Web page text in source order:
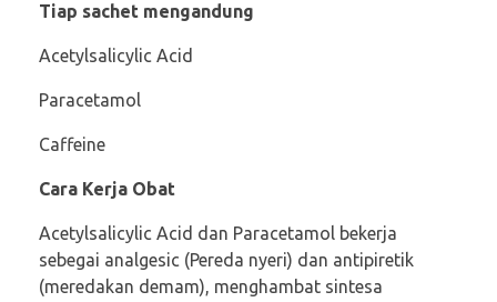
Tiap sachet mengandung
Acetylsalicylic Acid
Paracetamol
Caffeine
Cara Kerja Obat
Acetylsalicylic Acid dan Paracetamol bekerja
sebegai analgesic (Pereda nyeri) dan antipiretik
(meredakan demam), menghambat sintesa